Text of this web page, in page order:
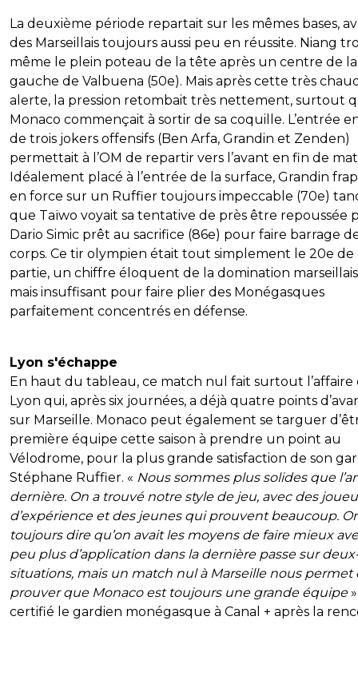
La deuxième période repartait sur les mêmes bases,
des Marseillais toujours aussi peu en réussite. Niang
même le plein poteau de la tête après un centre de la
gauche de Valbuena (50e). Mais après cette très
alerte, la pression retombait très nettement, surtout
Monaco commençait à sortir de sa coquille. L’entrée
de trois jokers offensifs (Ben Arfa, Grandin et Zenden)
permettait à l’OM de repartir vers l’avant en fin de
Idéalement placé à l’entrée de la surface, Grandin
en force sur un Ruffier toujours impeccable (70e)
que Taïwo voyait sa tentative de près être repoussée
Dario Simic prêt au sacrifice (86e) pour faire barrage
corps. Ce tir olympien était tout simplement le 20e de
partie, un chiffre éloquent de la domination
mais insuffisant pour faire plier des Monégasques
parfaitement concentrés en défense.
Lyon s'échappe
En haut du tableau, ce match nul fait surtout l’affaire
Lyon qui, après six journées, a déjà quatre points
sur Marseille. Monaco peut également se targuer
première équipe cette saison à prendre un point au
Vélodrome, pour la plus grande satisfaction de son
Stéphane Ruffier. « Nous sommes plus solides que
dernière. On a trouvé notre style de jeu, avec des
d’expérience et des jeunes qui prouvent beaucoup.
toujours dire qu’on avait les moyens de faire mieux
peu plus d’application dans la dernière passe sur
situations, mais un match nul à Marseille nous permet
prouver que Monaco est toujours une grande équipe
certifié le gardien monégasque à Canal + après la